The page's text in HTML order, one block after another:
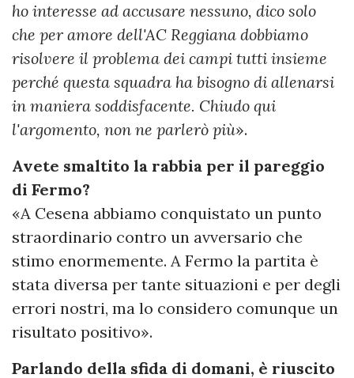
ho interesse ad accusare nessuno, dico solo
che per amore dell'AC Reggiana dobbiamo
risolvere il problema dei campi tutti insieme
perché questa squadra ha bisogno di allenarsi
in maniera soddisfacente. Chiudo qui
l'argomento, non ne parlerò più».
Avete smaltito la rabbia per il pareggio
di Fermo?
«A Cesena abbiamo conquistato un punto
straordinario contro un avversario che
stimo enormemente. A Fermo la partita è
stata diversa per tante situazioni e per degli
errori nostri, ma lo considero comunque un
risultato positivo».
Parlando della sfida di domani, è riuscito